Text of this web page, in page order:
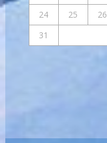
24
25 26
31